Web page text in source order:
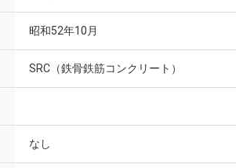
昭和52年10月
SRC（鉄骨鉄筋コンクリート）
なし